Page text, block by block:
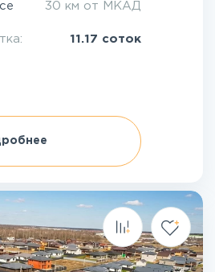
30 км от МКАД
11.17 соток